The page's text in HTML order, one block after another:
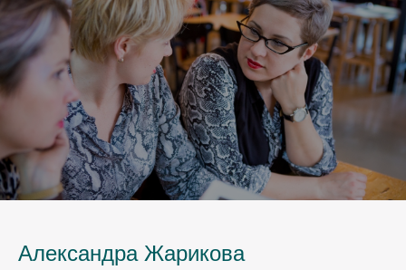
Александра Жарикова